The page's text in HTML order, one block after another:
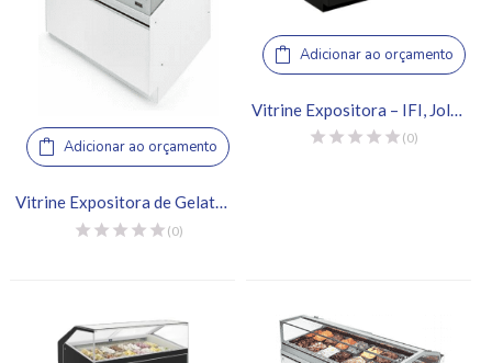
Adicionar ao orçamento
Vitrine Expositora de Gelato – IFI, SAM80 L1125
(0)
Adicionar ao orçamento
Vitrine Expositora – IFI, Jolly L218 H120 IOT
(0)